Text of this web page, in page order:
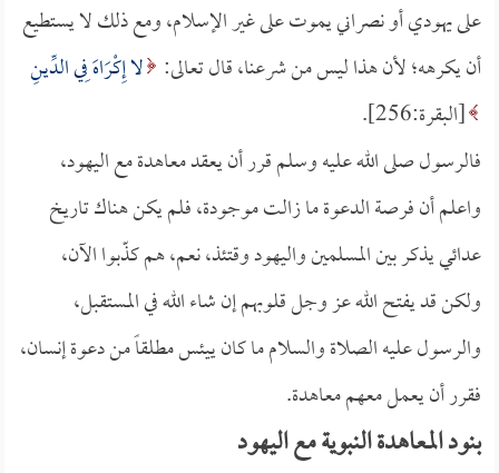
على يهودي أو نصراني يموت على غير الإسلام، ومع ذلك لا يستطيع
أن يكرهه؛ لأن هذا ليس من شرعنا، قال تعالى: لا إِكْرَاهَ فِي الدِّينِ
[البقرة:256].
فالرسول صلى الله عليه وسلم قرر أن يعقد معاهدة مع اليهود،
واعلم أن فرصة الدعوة ما زالت موجودة، فلم يكن هناك تاريخ
عدائي يذكر بين المسلمين واليهود وقتئذ، نعم، هم كذّبوا الآن،
ولكن قد يفتح الله عز وجل قلوبهم إن شاء الله في المستقبل،
والرسول عليه الصلاة والسلام ما كان ييئس مطلقاً من دعوة إنسان،
فقرر أن يعمل معهم معاهدة.
بنود المعاهدة النبوية مع اليهود